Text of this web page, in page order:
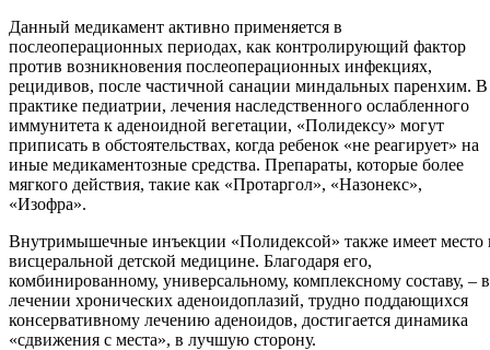
Данный медикамент активно применяется в
послеоперационных периодах, как контролирующий фактор
против возникновения послеоперационных инфекциях,
рецидивов, после частичной санации миндальных паренхим. В
практике педиатрии, лечения наследственного ослабленного
иммунитета к аденоидной вегетации, «Полидексу» могут
приписать в обстоятельствах, когда ребенок «не реагирует» на
иные медикаментозные средства. Препараты, которые более
мягкого действия, такие как «Протаргол», «Назонекс»,
«Изофра».
Внутримышечные инъекции «Полидексой» также имеет место
висцеральной детской медицине. Благодаря его,
комбинированному, универсальному, комплексному составу, – в
лечении хронических аденоидоплазий, трудно поддающихся
консервативному лечению аденоидов, достигается динамика
«сдвижения с места», в лучшую сторону.